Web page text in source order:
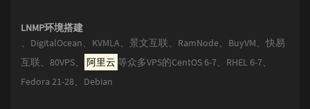
LNMP环境搭建
、DigitalOcean、KVMLA、景文互联、RamNode、BuyVM、快易
互联、80VPS、
阿里云 等众多VPS的CentOS 6-7、RHEL 6-7、
Fedora 21-28、Debian